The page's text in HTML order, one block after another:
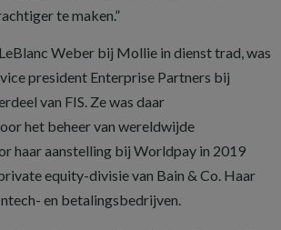
te maken.”
Weber bij Mollie in dienst trad, was
president Enterprise Partners bij
van FIS. Ze was daar
het beheer van wereldwijde
haar aanstelling bij Worldpay in 2019
equity-divisie van Bain & Co. Haar
en betalingsbedrijven.